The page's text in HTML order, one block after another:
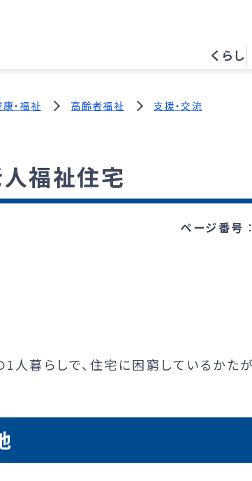
くらし
・福祉 高齢者福祉 支援・交流
福祉住宅
ページ番号
人暮らしで、住宅に困窮しているかた